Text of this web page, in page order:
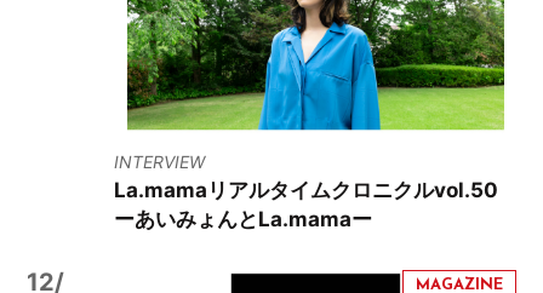
INTERVIEW
La.mamaリアルタイムクロニクルvol.50
ーあいみょんとLa.mamaー
12/